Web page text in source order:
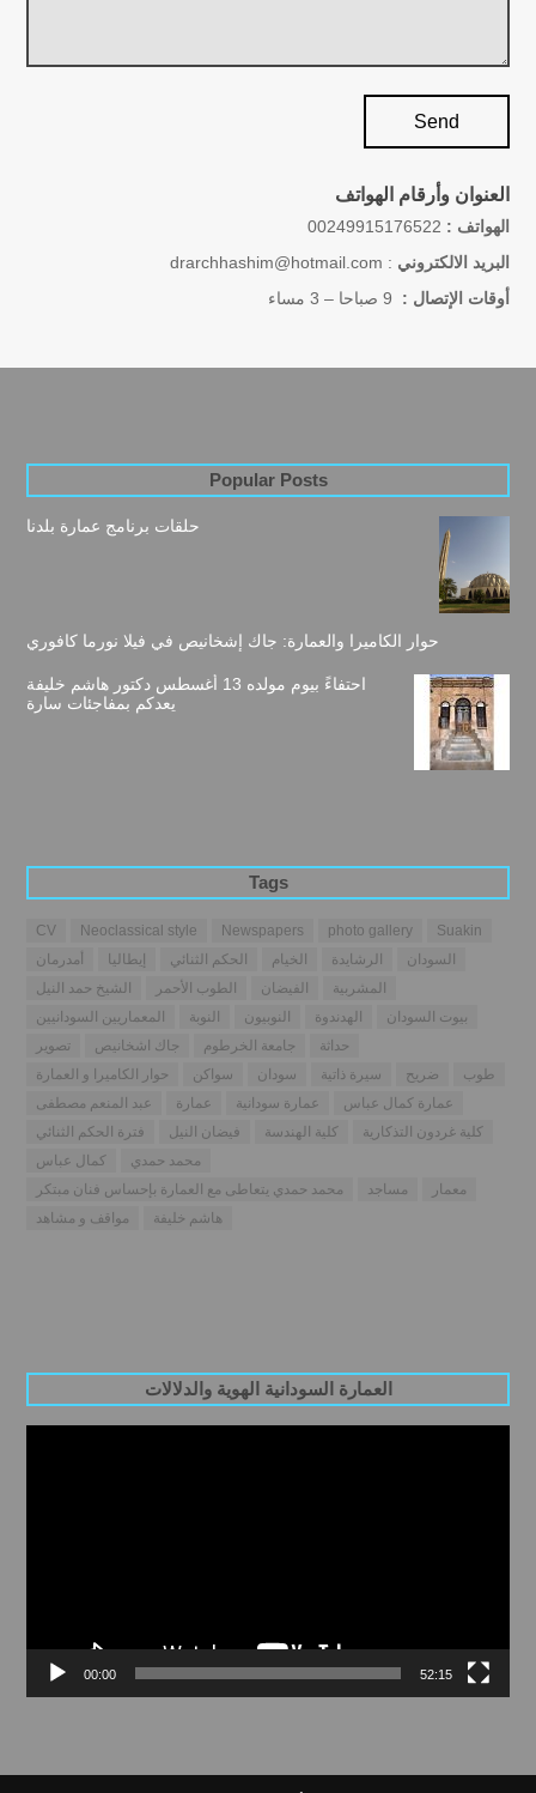
Send
العنوان وأرقام الهواتف
الهواتف : 15176522
drarchhashim@hotmail.com : البريد الالكتروني
أوقات الإتصال :
Popular Posts
حلقات برنامج عمارة بلدنا
حوار الكاميرا والعمارة: جاك إشخانيص في فيلا نورما كافوري
احتفاءً بيوم مولده 13 أغسطس دكتور هاشم خليفة
يعدكم بمفاجئات سارة
Tags
CV Neoclassical style Newspapers photo gallery
Suakin
أمدرمان
إيطاليا الحكم الثنائي الخيام الرشايدة
السودان
الشيخ حمد النيل
الطوب الأحمر الفيضان
المشربية
المعماريين السودانيين
النوبة النوبيون الهدندوة
بيوت السودان
تصوير
جاك اشخانيص جامعة الخرطوم
حداثة
حوار الكاميرا و العمارة
سواكن سودان سيرة ذاتية ضريح
طوب
عبد المنعم مصطفى
عمارة عمارة سودانية
عمارة كمال عباس
فترة الحكم الثنائي
فيضان النيل كلية الهندسة
كلية غردون التذكارية
كمال عباس
محمد حمدي
محمد حمدي يتعاطى مع العمارة بإحساس فنان مبتكر
مساجد
معمار
مواقف و مشاهد
هاشم خليفة
العمارة السودانية الهوية والدلالات
00:00 52:15